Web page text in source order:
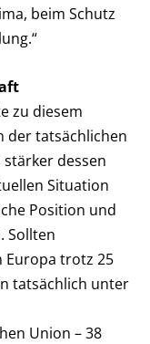
beim Schutz
zu diesem
der tatsächlichen
dessen
Situation
Position und
Sollten
Europa trotz 25
tatsächlich unter
Union – 38